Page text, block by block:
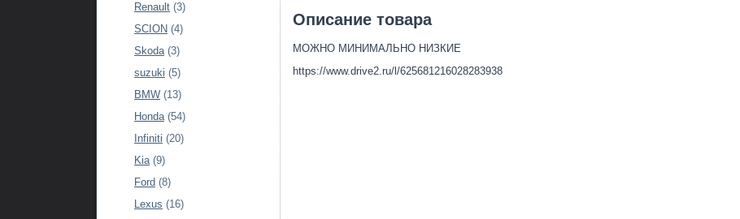
Renault (3)
SCION (4)
Skoda (3)
suzuki (5)
BMW (13)
Honda (54)
Infiniti (20)
Kia (9)
Ford (8)
Lexus (16)
Описание товара
МОЖНО МИНИМАЛЬНО НИЗКИЕ
https://www.drive2.ru/l/625681216028283938